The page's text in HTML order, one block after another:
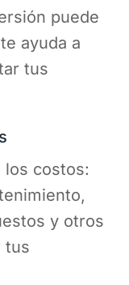
puede
ayuda a
tus
costos:
y otros
tus